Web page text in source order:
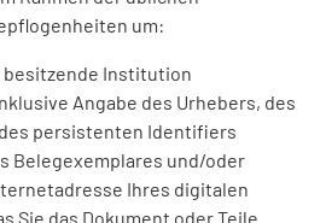
um:
besitzende Institution
Angabe des Urhebers, des
persistenten Identifiers
Belegexemplares und/oder
Ihres digitalen
Sie das Dokument oder Teile